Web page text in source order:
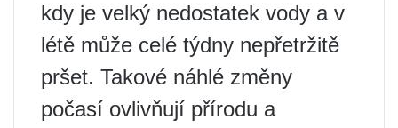
kdy je velký nedostatek vody a v
létě může celé týdny nepřetržitě
pršet. Takové náhlé změny
počasí ovlivňují přírodu a